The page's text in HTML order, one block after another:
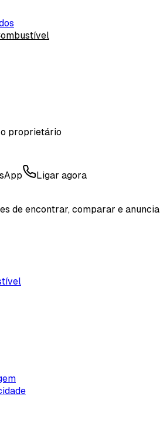
proprietário
Ligar agora
de encontrar, comparar e